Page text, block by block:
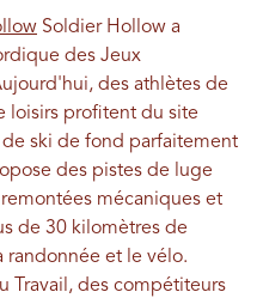
Soldier Hollow a
des Jeux
des athlètes de
loisirs profitent du site
ski de fond parfaitement
des pistes de luge
mécaniques et
de 30 kilomètres de
randonnée et le vélo.
Travail, des compétiteurs